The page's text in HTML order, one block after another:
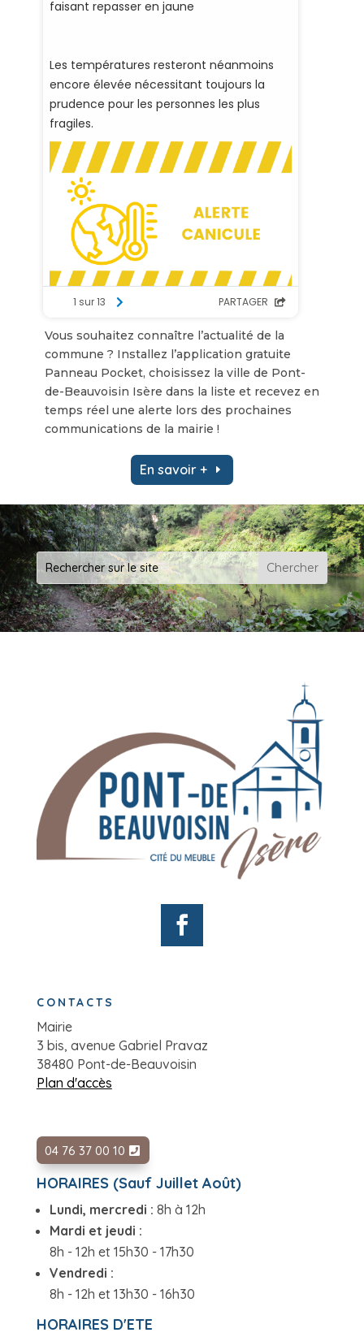
Vous souhaitez connaître l’actualité de la
commune ? Installez l’application gratuite
Panneau Pocket, choisissez la ville de Pont-
de-Beauvoisin Isère dans la liste et recevez en
temps réel une alerte lors des prochaines
communications de la mairie !
En savoir +
CONTACTS
Mairie
3 bis, avenue Gabriel Pravaz
38480 Pont-de-Beauvoisin
Plan d'accès
04 76 37 00 10
HORAIRES (Sauf Juillet Août)
Lundi, mercredi : 8h à 12h
Mardi et jeudi :
8h - 12h et 15h30 - 17h30
Vendredi :
8h - 12h et 13h30 - 16h30
HORAIRES D'ETE